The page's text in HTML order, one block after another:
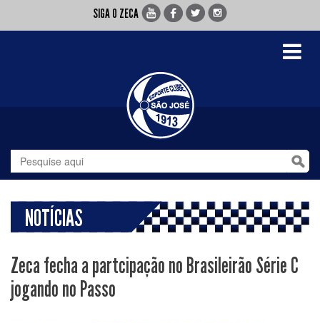
SIGA O ZECA
Toggle
NOTÍCIAS
Zeca fecha a partcipação no Brasileirão Série C
jogando no Passo